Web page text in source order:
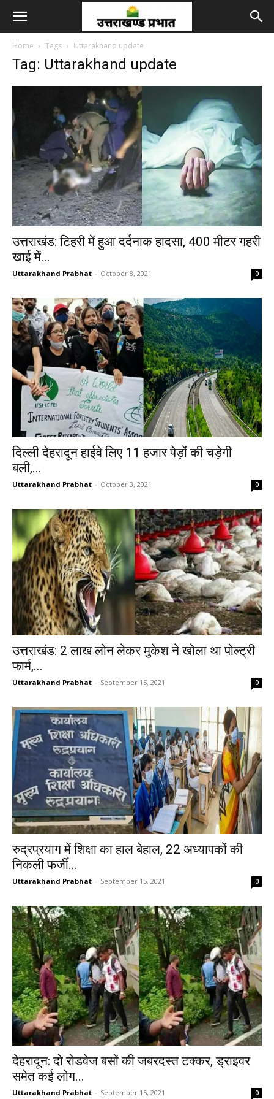
Home Tags Uttarakhand update
Tag: Uttarakhand update
उत्तराखंड: टिहरी में हुआ दर्दनाक हादसा, 400 मीटर गहरी
खाई में...
Uttarakhand Prabhat - October 8, 2021 0
दिल्ली देहरादून हाईवे लिए 11 हजार पेड़ों की चड़ेगी
बली,...
Uttarakhand Prabhat - October 3, 2021 0
उत्तराखंड: 2 लाख लोन लेकर मुकेश ने खोला था पोल्ट्री
फार्म,...
Uttarakhand Prabhat - September 15, 2021 0
रुद्रप्रयाग में शिक्षा का हाल बेहाल, 22 अध्यापकों की
निकली फर्जी...
Uttarakhand Prabhat - September 15, 2021 0
देहरादून: दो रोडवेज बसों की जबरदस्त टक्कर, ड्राइवर
समेत कई लोग...
Uttarakhand Prabhat - September 15, 2021 0